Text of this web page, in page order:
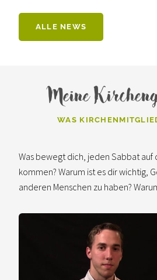
ALLE NEWS
Meine
WAS
Was bewegt dich, jeden Sabbat auf
kommen? Warum ist es dir wichtig,
anderen Menschen zu haben?